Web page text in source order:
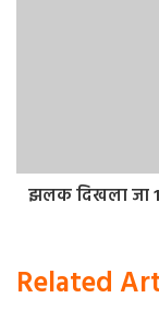
भरपूर मात्रा में
भरा रहता है।
कंट्रोल रहता है।
झलक दिखला जा
Related